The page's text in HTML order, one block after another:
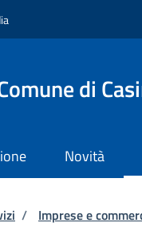
di
Novità
di pane
/ Imprese e